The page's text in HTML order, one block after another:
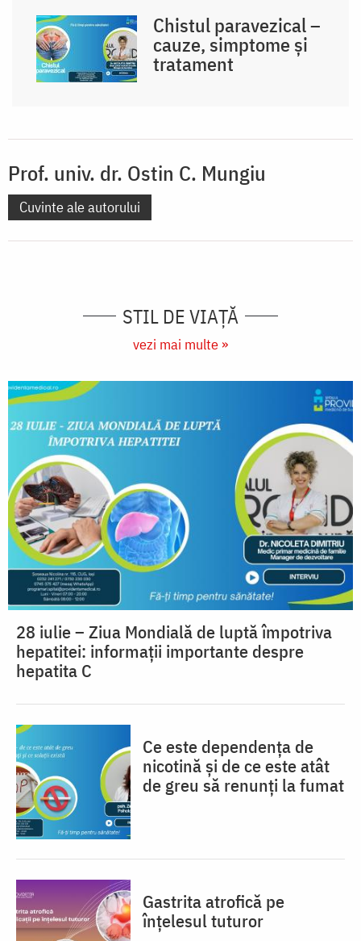
Chistul paravezical –
cauze, simptome și
tratament
Prof. univ. dr. Ostin C. Mungiu
Cuvinte ale autorului
STIL DE VIAŢĂ
vezi mai multe »
28 iulie – Ziua Mondială de luptă împotriva
hepatitei: informații importante despre
hepatita C
Ce este dependența de
nicotină și de ce este atât
de greu să renunți la fumat
Gastrita atrofică pe
înțelesul tuturor